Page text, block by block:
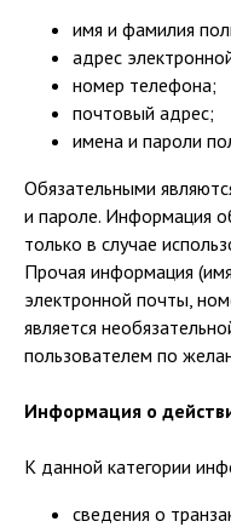
имя и фамилия
адрес
номер телефона;
почтовый адрес;
имена и пароли
Обязательными
и пароле. Информация
только в случае
Прочая информация
электронной почты,
является
пользователем по
Информация о
К данной категории
сведения о